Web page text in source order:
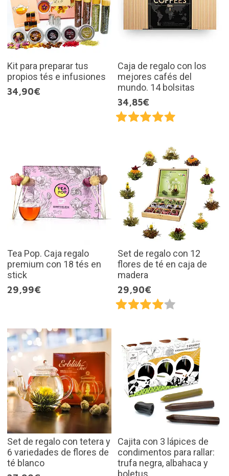
Kit para preparar tus
propios tés e infusiones
34,90€
Caja de regalo con los
mejores cafés del
mundo. 14 bolsitas
34,85€
Tea Pop. Caja regalo
premium con 18 tés en
stick
29,99€
Set de regalo con 12
flores de té en caja de
madera
29,90€
Set de regalo con tetera y
6 variedades de flores de
té blanco
Cajita con 3 lápices de
condimentos para rallar:
trufa negra, albahaca y
boletus